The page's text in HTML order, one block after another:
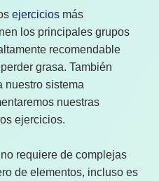
ejercicios más
los principales grupos
recomendable
grasa. También
nuestro sistema
nuestras
ejercicios.
requiere de complejas
de elementos, incluso es